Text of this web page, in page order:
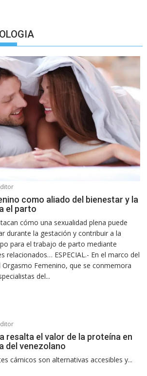
como aliado del bienestar y la
el parto
cómo una sexualidad plena puede
durante la gestación y contribuir a la
para el trabajo de parto mediante
relacionados… ESPECIAL.- En el marco del
Orgasmo Femenino, que se conmemora
del...
resalta el valor de la proteína en
del venezolano
cárnicos son alternativas accesibles y...